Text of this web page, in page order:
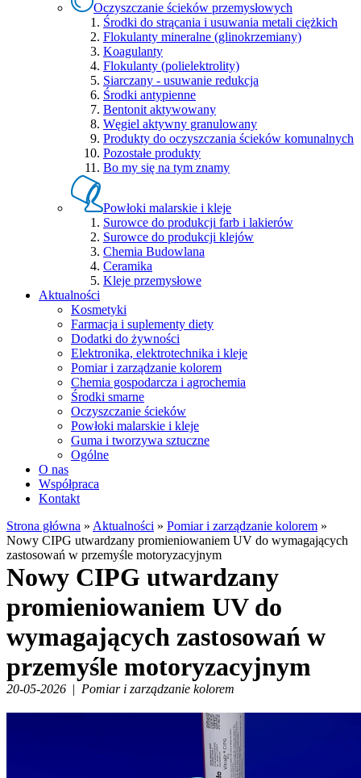
Oczyszczanie ścieków przemysłowych
Środki do strącania i usuwania metali ciężkich
Flokulanty mineralne (glinokrzemiany)
Koagulanty
Flokulanty (polielektrolity)
Siarczany - usuwanie redukcja
Środki antypienne
Bentonit aktywowany
Węgiel aktywny granulowany
Produkty do oczyszczania ścieków komunalnych
Pozostałe produkty
Bo my się na tym znamy
Powłoki malarskie i kleje
Surowce do produkcji farb i lakierów
Surowce do produkcji klejów
Chemia Budowlana
Ceramika
Kleje przemysłowe
Aktualności
Kosmetyki
Farmacja i suplementy diety
Dodatki do żywności
Elektronika, elektrotechnika i kleje
Pomiar i zarządzanie kolorem
Chemia gospodarcza i agrochemia
Środki smarne
Oczyszczanie ścieków
Powłoki malarskie i kleje
Guma i tworzywa sztuczne
Ogólne
O nas
Współpraca
Kontakt
Strona główna » Aktualności » Pomiar i zarządzanie kolorem »
Nowy CIPG utwardzany promieniowaniem UV do wymagających
zastosowań w przemyśle motoryzacyjnym
Nowy CIPG utwardzany
promieniowaniem UV do
wymagających zastosowań w
przemyśle motoryzacyjnym
20-05-2026 | Pomiar i zarządzanie kolorem